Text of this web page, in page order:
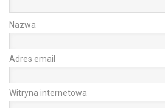
Nazwa
Adres email
Witryna internetowa